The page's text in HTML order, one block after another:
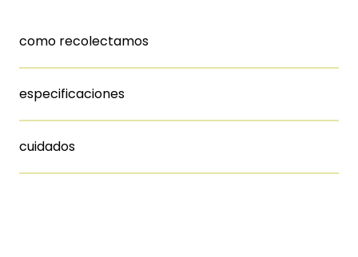
como recolectamos
especificaciones
cuidados